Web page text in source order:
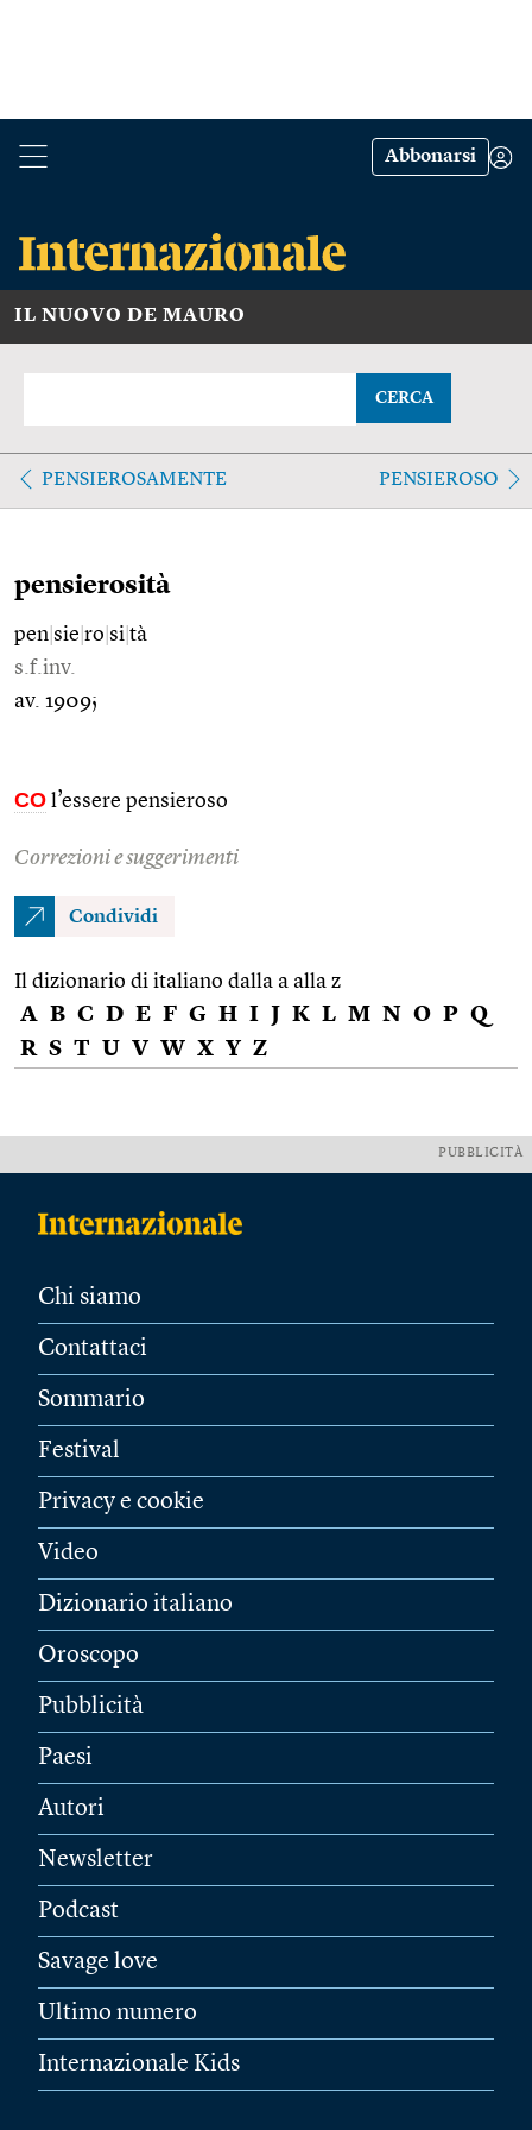
Abbonarsi
IL NUOVO DE MAURO
CERCA
PENSIEROSAMENTE PENSIEROSO
pensierosità
pen sie ro si tà
s.f.inv.
av. 1909;
CO l’essere pensieroso
Correzioni e suggerimenti
Condividi
Il dizionario di italiano dalla a alla z
A B C D E F G H I J K L M N O P Q
R S T U V W X Y Z
PUBBLICITÀ
Chi siamo
Contattaci
Sommario
Festival
Privacy e cookie
Video
Dizionario italiano
Oroscopo
Pubblicità
Paesi
Autori
Newsletter
Podcast
Savage love
Ultimo numero
Internazionale Kids